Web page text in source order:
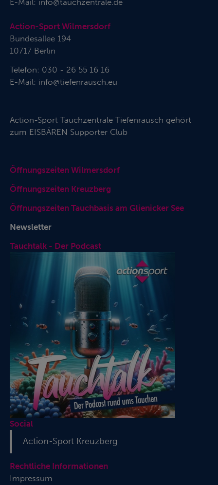
E-Mail: info@tauchzentrale.de
Action-Sport Wilmersdorf
Bundesallee 194
10717 Berlin
Telefon: 030 - 26 55 16 16
E-Mail: info@tiefenrausch.eu
Action-Sport Tauchzentrale Tiefenrausch gehört
zum EISBÄREN Supporter Club
Öffnungszeiten Wilmersdorf
Öffnungszeiten Kreuzberg
Öffnungszeiten Tauchbasis am Glienicker See
Newsletter
Tauchtalk - Der Podcast
Social
Action-Sport Kreuzberg
Rechtliche Informationen
Impressum